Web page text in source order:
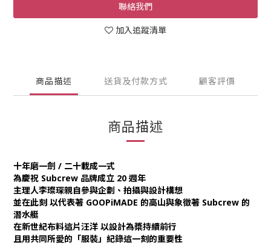
聯絡我們
加入追蹤清單
商品描述 送貨及付款方式 顧客評價
商品描述
十年磨一劍 / 二十載成一式
為慶祝 Subcrew 品牌成立 20 週年
主理人李璨琛親自參與企劃、拍攝與設計構想
並在此刻 以代表著 GOOPiMADE 的高山與象徵著 Subcrew 的
潛水艇
在新世紀布料這片汪洋 以設計為槳持續前行
且用共同所愛的「服裝」紀錄這一刻的重要性